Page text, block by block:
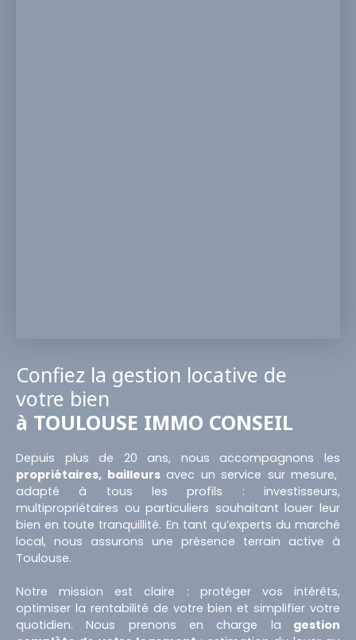
Confiez la gestion locative de
votre bien
à TOULOUSE IMMO CONSEIL
Depuis plus de 20 ans, nous accompagnons les
propriétaires, bailleursavec un service sur mesure,
adapté à tous les profils : investisseurs,
multipropriétaires ou particuliers souhaitant louer leur
bien en toute tranquillité. En tant qu’experts du marché
local, nous assurons une présence terrain active à
Toulouse.
Notre mission est claire : protéger vos intérêts,
optimiser la rentabilité de votre bien et simplifier votre
quotidien. Nous prenons en charge la gestion